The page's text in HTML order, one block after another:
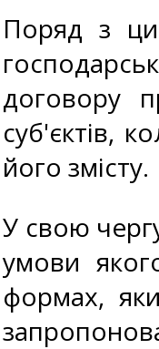
Поряд з
договору
суб'єктів,
його змісту.
У свою
умови
формах,